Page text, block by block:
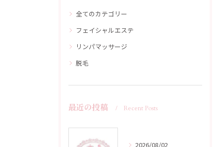
全てのカテゴリー
フェイシャルエステ
リンパマッサージ
脱毛
最近の投稿 Recent Posts
2026/08/02